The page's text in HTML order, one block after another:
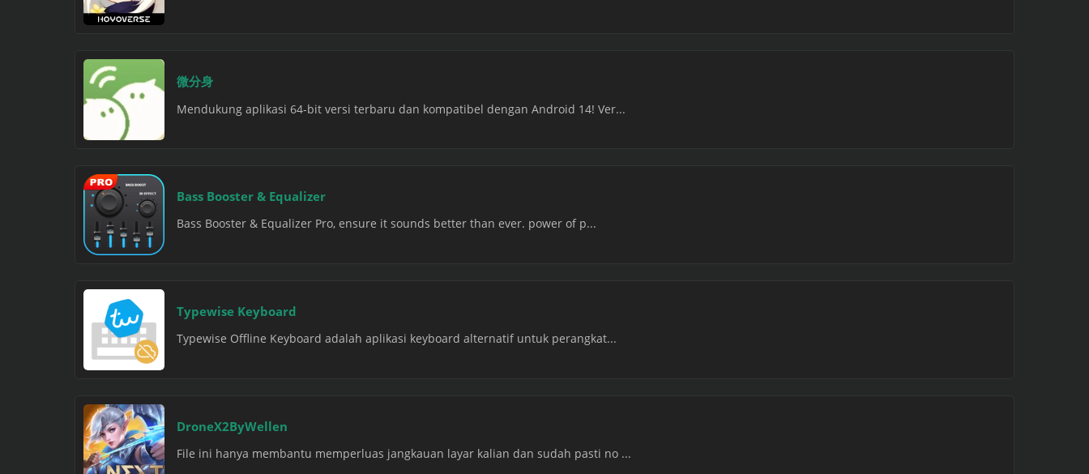
微分身
Mendukung aplikasi 64-bit versi terbaru dan kompatibel dengan Android 14! Ver...
Bass Booster & Equalizer
Bass Booster & Equalizer Pro, ensure it sounds better than ever. power of p...
Typewise Keyboard
Typewise Offline Keyboard adalah aplikasi keyboard alternatif untuk perangkat...
DroneX2ByWellen
File ini hanya membantu memperluas jangkauan layar kalian dan sudah pasti no ...